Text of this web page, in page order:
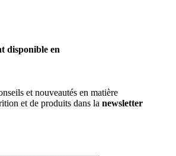
disponible en
et nouveautés en matière
et de produits dans la newsletter